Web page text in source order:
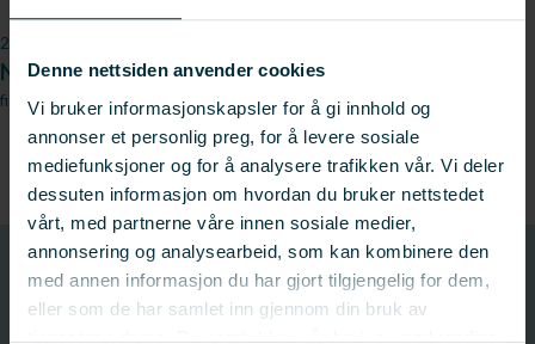
Denne nettsiden anvender cookies
Vi bruker informasjonskapsler for å gi innhold og
annonser et personlig preg, for å levere sosiale
mediefunksjoner og for å analysere trafikken vår. Vi deler
dessuten informasjon om hvordan du bruker nettstedet
vårt, med partnerne våre innen sosiale medier,
annonsering og analysearbeid, som kan kombinere den
med annen informasjon du har gjort tilgjengelig for dem,
eller som de har samlet inn gjennom din bruk av
tjenestene deres. Du samtykker vår bruk av nødvendige
24.10.2013
Nigeria er viktig for Norge
fiskeribladetfiskaren.no (passord)
900890
Prosjektnummer